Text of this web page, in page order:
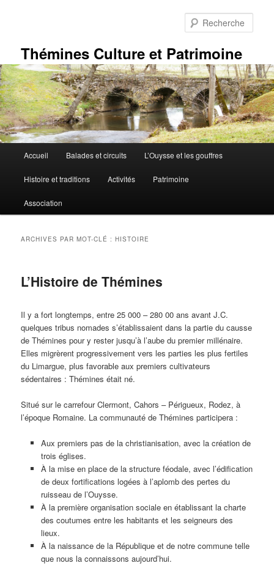
Thémines Culture et Patrimoine
principal
Accueil Balades et circuits L’Ouysse et les gouffres
Histoire et traditions Activités Patrimoine
Association
ARCHIVES PAR MOT-CLÉ :HISTOIRE
L’Histoire de Thémines
Il y a fort longtemps, entre 25 000 – 280 00 ans avant J.C.
quelques tribus nomades s’établissaient dans la partie du causse
de Thémines pour y rester jusqu’à l’aube du premier millénaire.
Elles migrèrent progressivement vers les parties les plus fertiles
du Limargue, plus favorable aux premiers cultivateurs
sédentaires : Thémines était né.
Situé sur le carrefour Clermont, Cahors – Périgueux, Rodez, à
l’époque Romaine. La communauté de Thémines participera :
Aux premiers pas de la christianisation, avec la création de
trois églises.
À la mise en place de la structure féodale, avec l’édification
de deux fortifications logées à l’aplomb des pertes du
ruisseau de l’Ouysse.
À la première organisation sociale en établissant la charte
des coutumes entre les habitants et les seigneurs des
lieux.
À la naissance de la République et de notre commune telle
que nous la connaissons aujourd’hui.